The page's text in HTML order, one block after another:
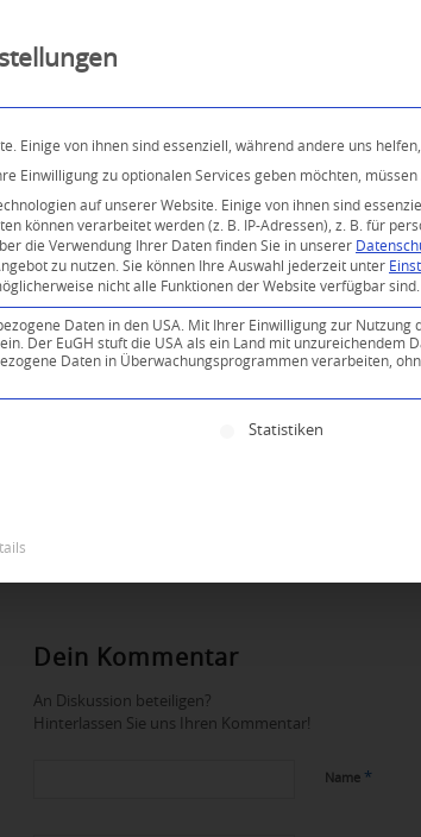
Dein Kommentar
An Diskussion beteiligen?
Hinterlassen Sie uns Ihren Kommentar!
Name *
Einige von ihnen sind essenziell, während andere uns
Einwilligung zu optionalen Services geben möchten,
auf unserer Website. Einige von ihnen sind
können verarbeitet werden (z. B. IP-Adressen), z. B. für
die Verwendung Ihrer Daten finden Sie in unserer
zu nutzen. Sie können Ihre Auswahl jederzeit unter
nicht alle Funktionen der Website verfügbar sind.
Daten in den USA. Mit Ihrer Einwilligung zur
Der EuGH stuft die USA als ein Land mit unzureichendem
Daten in Überwachungsprogrammen verarbeiten,
Gruppen, für die eine Einwilligung
Statistiken